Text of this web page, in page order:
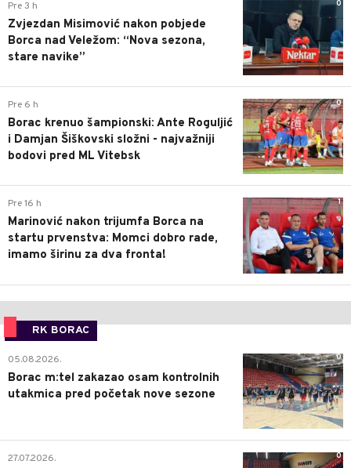
0
Pre 3 h
Zvjezdan Misimović nakon pobjede
Borca nad Veležom: “Nova sezona,
stare navike”
0
Pre 6 h
Borac krenuo šampionski: Ante Roguljić
i Damjan Šiškovski složni - najvažniji
bodovi pred ML Vitebsk
1
Pre 16 h
Marinović nakon trijumfa Borca na
startu prvenstva: Momci dobro rade,
imamo širinu za dva fronta!
RK BORAC
0
05.08.2026.
Borac m:tel zakazao osam kontrolnih
utakmica pred početak nove sezone
0
27.07.2026.